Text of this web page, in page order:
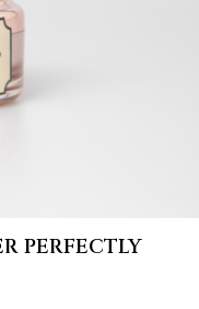
PERFECTLY